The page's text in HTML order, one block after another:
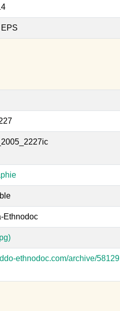
Ethnodoc
ethnodoc.com/archive/58129